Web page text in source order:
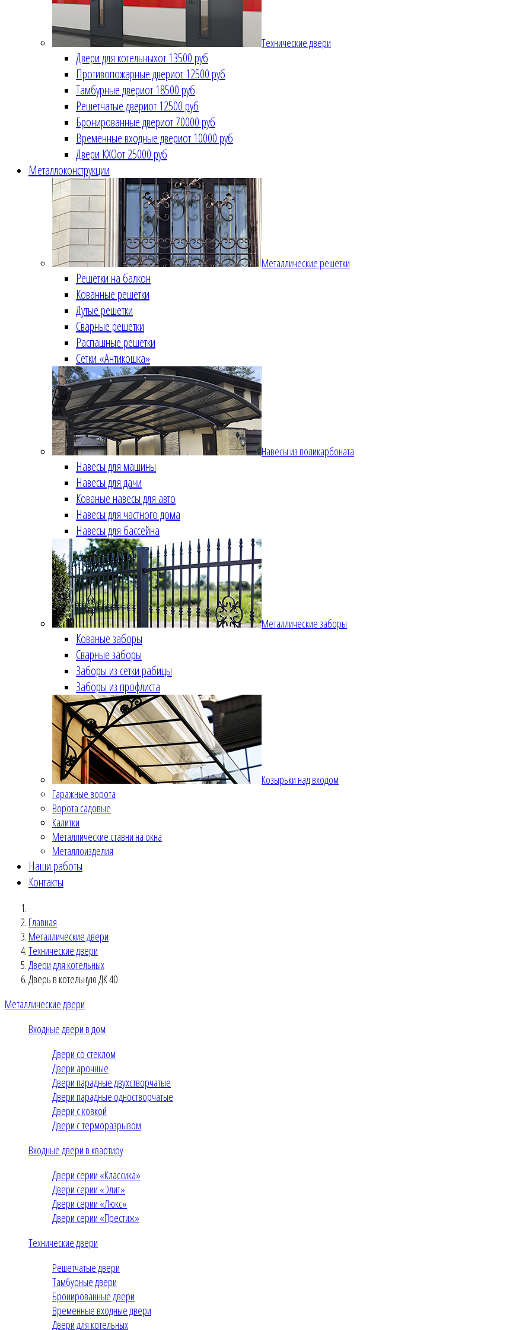
Технические двери
Двери для котельныхот 13500 руб
Противопожарные двериот 12500 руб
Тамбурные двериот 18500 руб
Решетчатые двериот 12500 руб
Бронированные двериот 70000 руб
Временные входные двериот 10000 руб
Двери КХОот 25000 руб
Металлоконструкции
Металлические решетки
Решетки на балкон
Кованные решетки
Дутые решетки
Сварные решетки
Распашные решетки
Сетки «Антикошка»
Навесы из поликарбоната
Навесы для машины
Навесы для дачи
Кованые навесы для авто
Навесы для частного дома
Навесы для бассейна
Металлические заборы
Кованые заборы
Сварные заборы
Заборы из сетки рабицы
Заборы из профлиста
Козырьки над входом
Гаражные ворота
Ворота садовые
Калитки
Металлические ставни на окна
Металлоизделия
Наши работы
Контакты
Главная
Металлические двери
Технические двери
Двери для котельных
Дверь в котельную ДК 40
Металлические двери
Входные двери в дом
Двери со стеклом
Двери арочные
Двери парадные двухстворчатые
Двери парадные одностворчатые
Двери с ковкой
Двери с терморазрывом
Входные двери в квартиру
Двери серии «Классика»
Двери серии «Элит»
Двери серии «Люкс»
Двери серии «Престиж»
Технические двери
Решетчатые двери
Тамбурные двери
Бронированные двери
Временные входные двери
Двери для котельных